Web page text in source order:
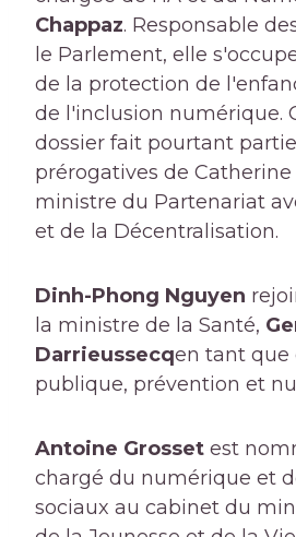
Chappaz. Responsable
le Parlement, elle
de la protection de
de l'inclusion numérique.
dossier fait pourtant
prérogatives de Catherine
ministre du Partenariat
et de la Décentralisation.
Dinh-Phong Nguyen
la ministre de la Santé,
Darrieussecqen tant que
publique, prévention et
Antoine Grosset est
chargé du numérique et
sociaux au cabinet du